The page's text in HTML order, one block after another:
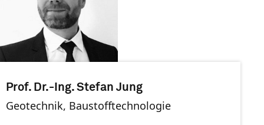
Prof. Dr.-Ing. Stefan Jung
Geotechnik, Baustofftechnologie